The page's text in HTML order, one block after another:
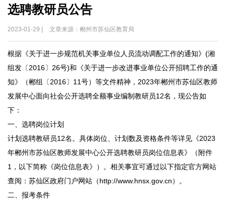
选聘教研员公告
2023-01-29 | 文章来源：郴州市苏仙区教育局
根据《关于进一步规范机关事业单位人员流动调配工作的通知》(湘
组发〔2016〕26号)和《关于进一步改进事业单位公开招聘工作的通
知》（郴组〔2016〕11号）等文件精神，2023年郴州市苏仙区教师
发展中心面向社会公开选聘全额事业编制教研员12名，现公告如
下：
一、选聘岗位计划
计划选聘教研员12名。具体岗位、计划数及资格条件等详见《2023
年郴州市苏仙区教师发展中心公开选聘教研员岗位信息表》（附件
1，以下简称《岗位信息表》）。相关事宜可通过以下指定官方网站
查阅：苏仙区政府门户网站（http://www.hnsx.gov.cn）。
二、报考条件